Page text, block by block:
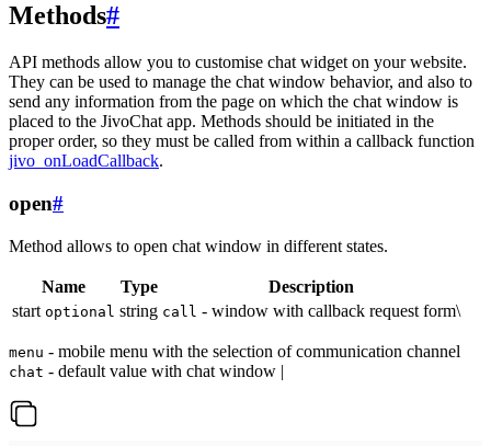
Methods#
API methods allow you to customise chat widget on your website.
They can be used to manage the chat window behavior, and also to
send any information from the page on which the chat window is
placed to the JivoChat app. Methods should be initiated in the
proper order, so they must be called from within a callback function
jivo_onLoadCallback.
open#
Method allows to open chat window in different states.
Name Type
Description
start optional string call - window with callback request form\
menu - mobile menu with the selection of communication channel
chat - default value with chat window |